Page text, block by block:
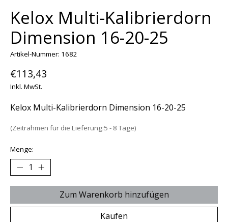
Kelox Multi-Kalibrierdorn
Dimension 16-20-25
Artikel-Nummer: 1682
€113,43
Inkl. MwSt.
Kelox Multi-Kalibrierdorn Dimension 16-20-25
(Zeitrahmen für die Lieferung:5 - 8 Tage)
Menge:
Zum Warenkorb hinzufügen
Kaufen